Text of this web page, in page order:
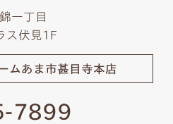
一丁目
ス伏見1F
ムあま市甚目寺本店
7899